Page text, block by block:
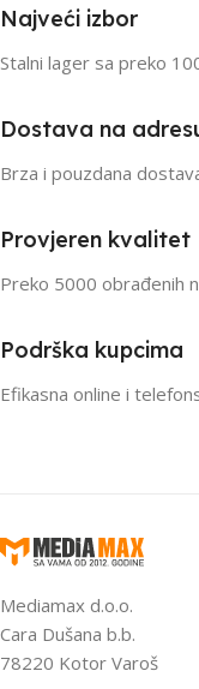
Najveći izbor
Stalni lager sa preko
Dostava na
Brza i pouzdana
Provjeren kvalitet
Preko 5000 obrađenih
Podrška kupcima
Efikasna online i
Mediamax d.o.o.
Cara Dušana b.b.
78220 Kotor Varoš